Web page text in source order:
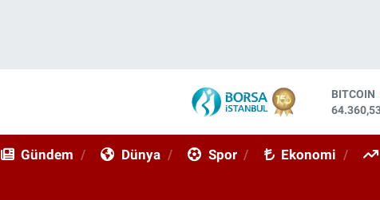
DOLAR
47,7069
STERLİN
Gündem Dünya Spor Ekonomi